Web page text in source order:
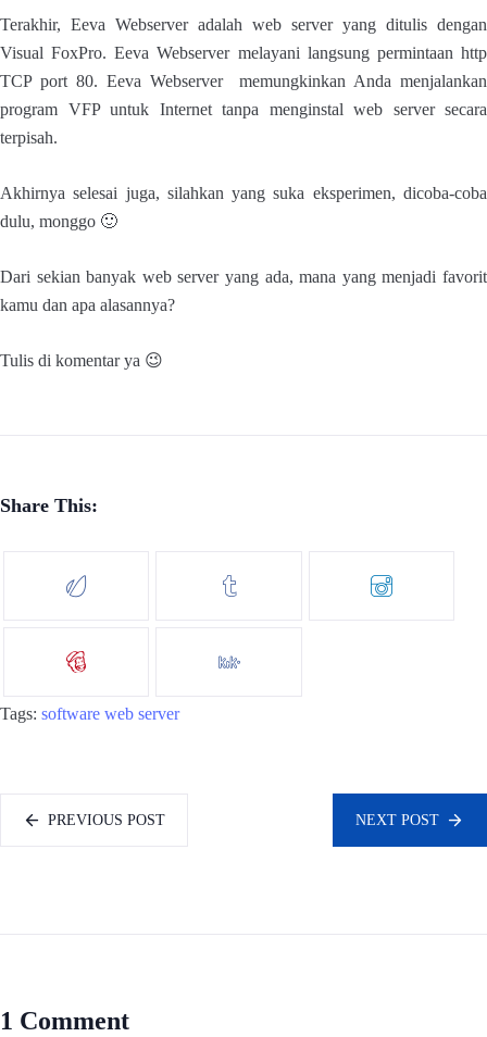
Terakhir, Eeva Webserver adalah web server yang ditulis dengan
Visual FoxPro. Eeva Webserver melayani langsung permintaan http
TCP port 80. Eeva Webserver memungkinkan Anda menjalankan
program VFP untuk Internet tanpa menginstal web server secara
terpisah.
Akhirnya selesai juga, silahkan yang suka eksperimen, dicoba-coba
dulu, monggo 🙂
Dari sekian banyak web server yang ada, mana yang menjadi favorit
kamu dan apa alasannya?
Tulis di komentar ya 😉
Share This:
Tags: software web server
PREVIOUS POST NEXT POST
1 Comment